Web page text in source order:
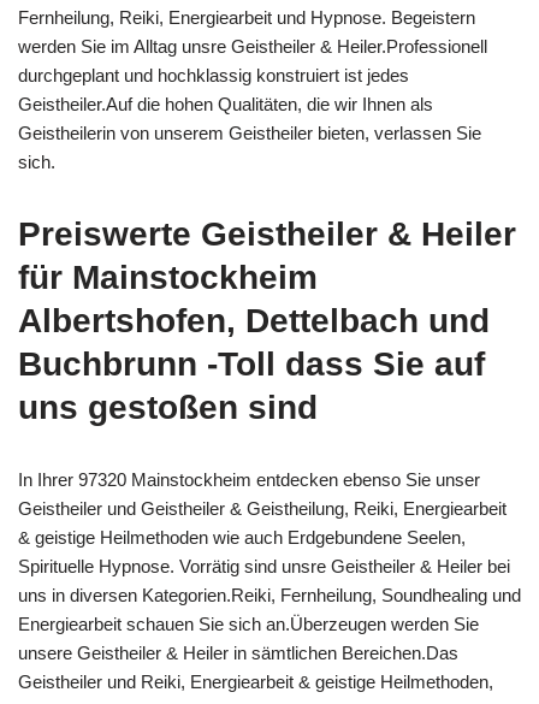
Fernheilung, Reiki, Energiearbeit und Hypnose. Begeistern
werden Sie im Alltag unsre Geistheiler & Heiler.Professionell
durchgeplant und hochklassig konstruiert ist jedes
Geistheiler.Auf die hohen Qualitäten, die wir Ihnen als
Geistheilerin von unserem Geistheiler bieten, verlassen Sie
sich.
Preiswerte Geistheiler & Heiler
für Mainstockheim
Albertshofen, Dettelbach und
Buchbrunn -Toll dass Sie auf
uns gestoßen sind
In Ihrer 97320 Mainstockheim entdecken ebenso Sie unser
Geistheiler und Geistheiler & Geistheilung, Reiki, Energiearbeit
& geistige Heilmethoden wie auch Erdgebundene Seelen,
Spirituelle Hypnose. Vorrätig sind unsre Geistheiler & Heiler bei
uns in diversen Kategorien.Reiki, Fernheilung, Soundhealing und
Energiearbeit schauen Sie sich an.Überzeugen werden Sie
unsere Geistheiler & Heiler in sämtlichen Bereichen.Das
Geistheiler und Reiki, Energiearbeit & geistige Heilmethoden,